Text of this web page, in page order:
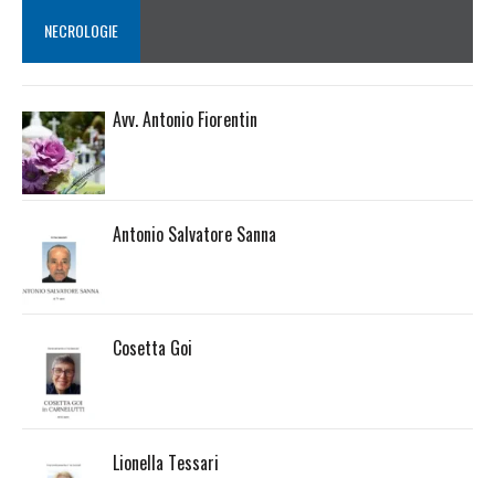
NECROLOGIE
Avv. Antonio Fiorentin
Antonio Salvatore Sanna
Cosetta Goi
Lionella Tessari